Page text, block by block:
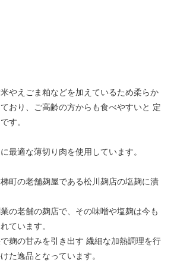
やえごま粕などを加えているため柔らか
おり、ご高齢の方からも食べやすいと 定
す。
最適な薄切り肉を使用しています。
町の老舗麹屋である松川麹店の塩麹に漬
の老舗の麹店で、その味噌や塩麹は今も
ています。
麹の甘みを引き出す 繊細な加熱調理を行
た逸品となっています。